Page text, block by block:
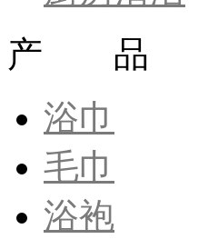
产 品
浴巾
毛巾
浴袍